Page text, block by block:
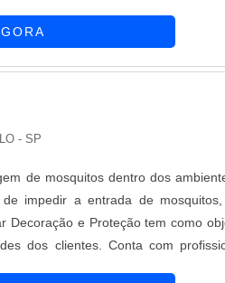
- SP
de mosquitos dentro dos
impedir a entrada de
Decoração e Proteção tem como
dos clientes. Conta com